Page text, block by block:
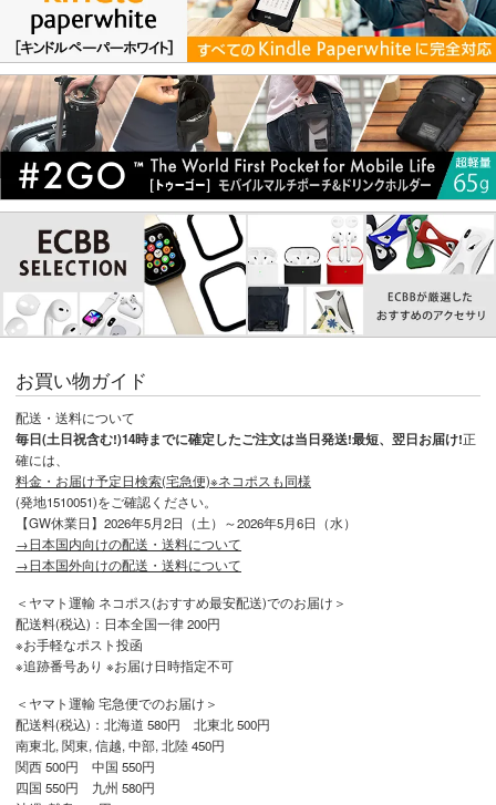
お買い物ガイド
配送・送料について
毎日(土日祝含む!)14時までに確定したご注文は当日発送!最短、翌日お届け!正
確には、
料金・お届け予定日検索(宅急便)※ネコポスも同様
(発地1510051)をご確認ください。
【GW休業日】2026年5月2日（土）～2026年5月6日（水）
→日本国内向けの配送・送料について
→日本国外向けの配送・送料について
＜ヤマト運輸 ネコポス(おすすめ最安配送)でのお届け＞
配送料(税込)：日本全国一律 200円
※お手軽なポスト投函
※追跡番号あり ※お届け日時指定不可
＜ヤマト運輸 宅急便でのお届け＞
配送料(税込)：北海道 580円 北東北 500円
南東北, 関東, 信越, 中部, 北陸 450円
関西 500円 中国 550円
四国 550円 九州 580円